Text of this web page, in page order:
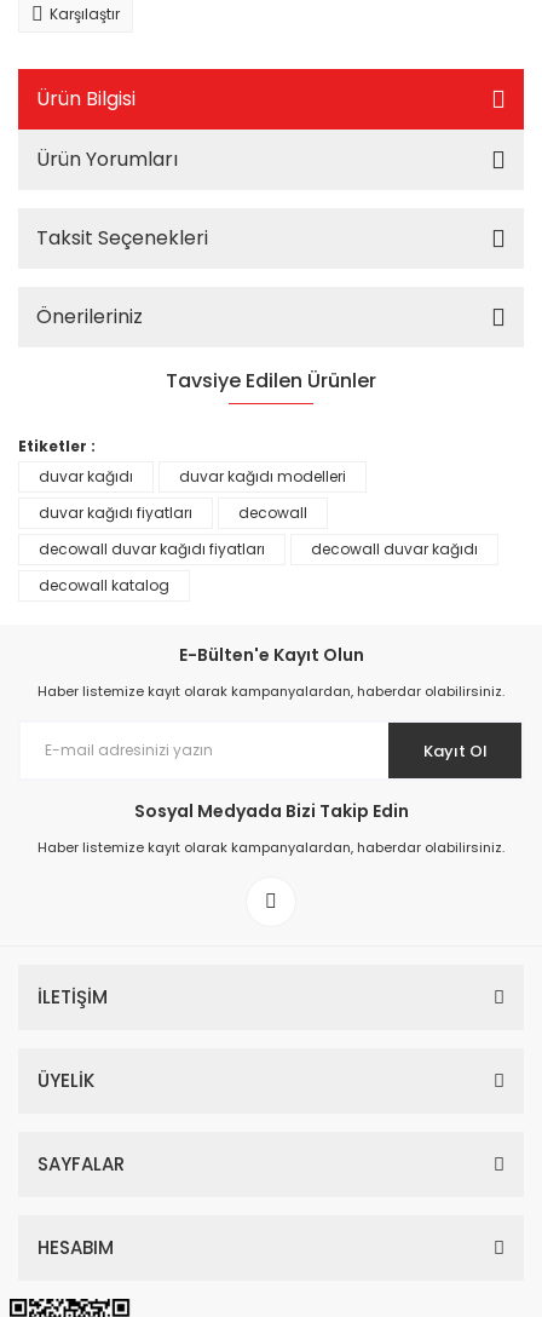
Karşılaştır
Ürün Bilgisi
Ürün Yorumları
Taksit Seçenekleri
Önerileriniz
Tavsiye Edilen Ürünler
Prime ArtDECO Duvar Kağıdı Tutkalı 500 gr
199,00 TL
Etiketler :
duvar kağıdı
duvar kağıdı modelleri
duvar kağıdı fiyatları
decowall
decowall duvar kağıdı fiyatları
decowall duvar kağıdı
decowall katalog
E-Bülten'e Kayıt Olun
Haber listemize kayıt olarak kampanyalardan, haberdar olabilirsiniz.
Kayıt Ol
Sosyal Medyada Bizi Takip Edin
Haber listemize kayıt olarak kampanyalardan, haberdar olabilirsiniz.
İLETİŞİM
ÜYELİK
SAYFALAR
HESABIM